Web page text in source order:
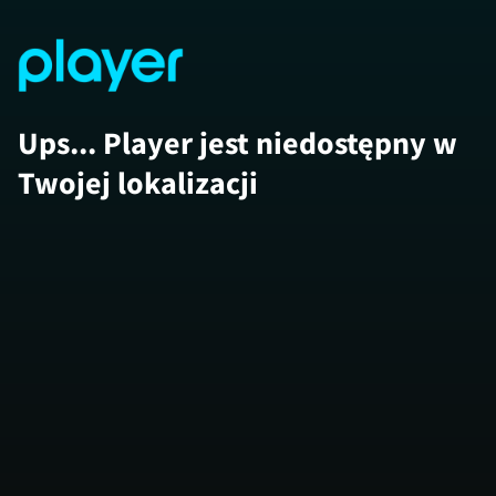
Ups... Player jest niedostępny w
Twojej lokalizacji